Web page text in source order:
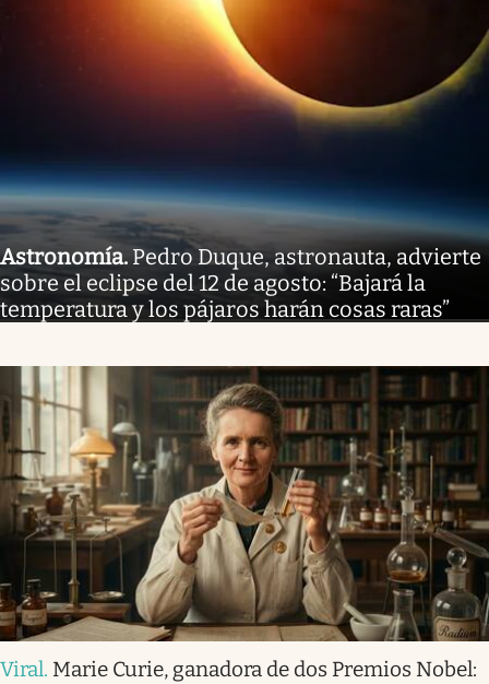
Astronomía. Pedro Duque, astronauta, advierte
sobre el eclipse del 12 de agosto: “Bajará la
temperatura y los pájaros harán cosas raras”
Viral. Marie Curie, ganadora de dos Premios Nobel: